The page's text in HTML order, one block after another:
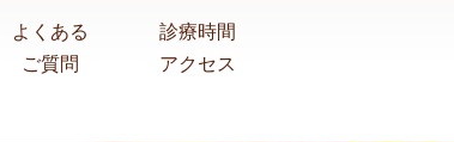
よくある
ご質問
診療時間
アクセス